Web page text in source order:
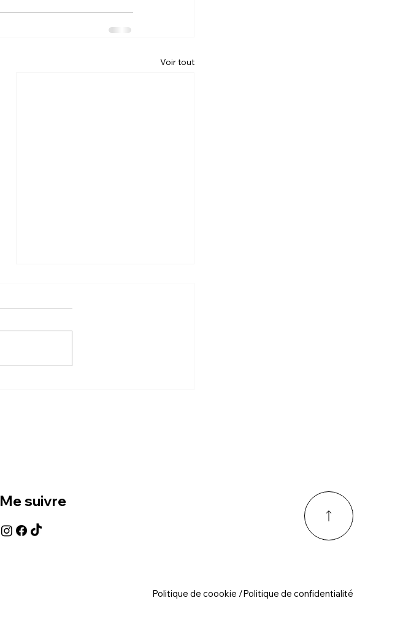
Voir tout
Me suivre
Politique de coookie /Politique de confidentialité